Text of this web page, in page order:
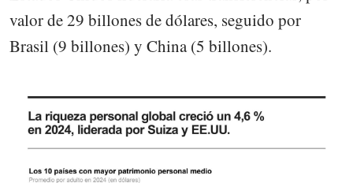
valor de 29 billones de dólares, seguido por
Brasil (9 billones) y China (5 billones).